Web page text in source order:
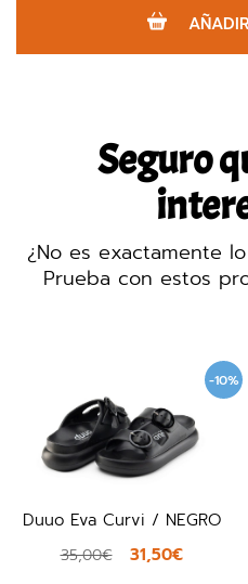
Seguro
¿No es exactamente
Prueba con estos
-10%
Duuo Eva Curvi / NEGRO
35,00€ 31,50€